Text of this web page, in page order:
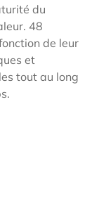
du
48
de leur
et
tout au long